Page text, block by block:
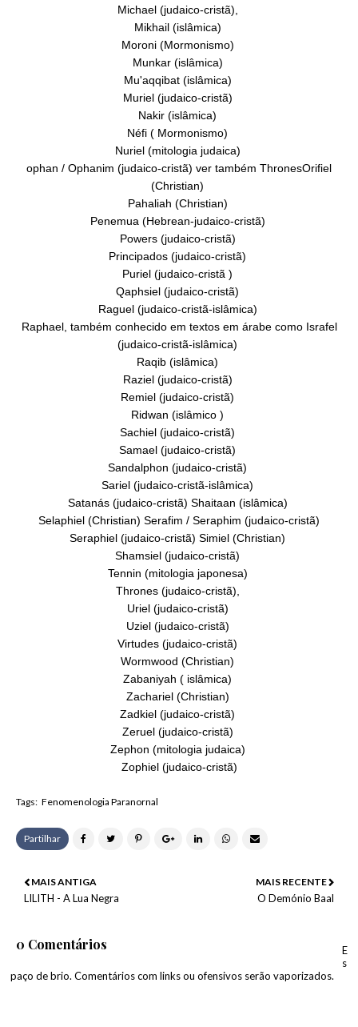
Michael (judaico-cristã),
Mikhail (islâmica)
Moroni (Mormonismo)
Munkar (islâmica)
Mu'aqqibat (islâmica)
Muriel (judaico-cristã)
Nakir (islâmica)
Néfi ( Mormonismo)
Nuriel (mitologia judaica)
ophan / Ophanim (judaico-cristã) ver também ThronesOrifiel
(Christian)
Pahaliah (Christian)
Penemua (Hebrean-judaico-cristã)
Powers (judaico-cristã)
Principados (judaico-cristã)
Puriel (judaico-cristã )
Qaphsiel (judaico-cristã)
Raguel (judaico-cristã-islâmica)
Raphael, também conhecido em textos em árabe como Israfel
(judaico-cristã-islâmica)
Raqib (islâmica)
Raziel (judaico-cristã)
Remiel (judaico-cristã)
Ridwan (islâmico )
Sachiel (judaico-cristã)
Samael (judaico-cristã)
Sandalphon (judaico-cristã)
Sariel (judaico-cristã-islâmica)
Satanás (judaico-cristã) Shaitaan (islâmica)
Selaphiel (Christian) Serafim / Seraphim (judaico-cristã)
Seraphiel (judaico-cristã) Simiel (Christian)
Shamsiel (judaico-cristã)
Tennin (mitologia japonesa)
Thrones (judaico-cristã),
Uriel (judaico-cristã)
Uziel (judaico-cristã)
Virtudes (judaico-cristã)
Wormwood (Christian)
Zabaniyah ( islâmica)
Zachariel (Christian)
Zadkiel (judaico-cristã)
Zeruel (judaico-cristã)
Zephon (mitologia judaica)
Zophiel (judaico-cristã)
Tags: Fenomenologia Paranornal
Partilhar
MAIS RECENTE
O Demónio Baal
MAIS ANTIGA
LILITH - A Lua Negra
0 Comentários
E
s
paço de brio. Comentários com links ou ofensivos serão vaporizados.